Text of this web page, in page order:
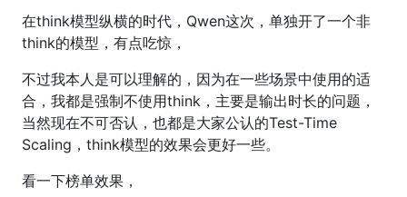
在think模型纵横的时代，Qwen这次，单独开了一个非
think的模型，有点吃惊，
不过我本人是可以理解的，因为在一些场景中使用的适
合，我都是强制不使用think，主要是输出时长的问题，
当然现在不可否认，也都是大家公认的Test-Time
Scaling，think模型的效果会更好一些。
看一下榜单效果，